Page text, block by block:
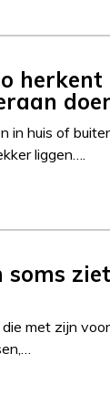
herkent
in huis of
liggen….
ziet
met zijn